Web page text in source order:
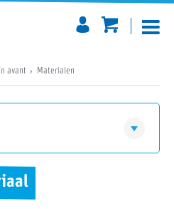
avant Materialen